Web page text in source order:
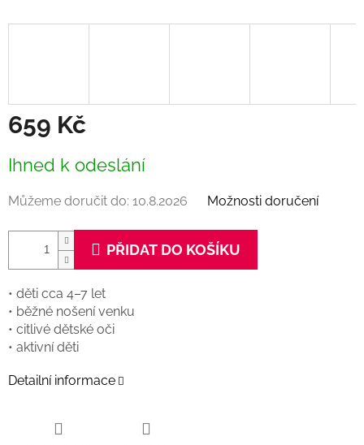
659 Kč
cena:
Ihned k odeslání
Můžeme doručit do: 10.8.2026 Možnosti doručení
PŘIDAT DO KOŠÍKU
• děti cca 4–7 let
• běžné nošení venku
• citlivé dětské oči
• aktivní děti
Detailní informace